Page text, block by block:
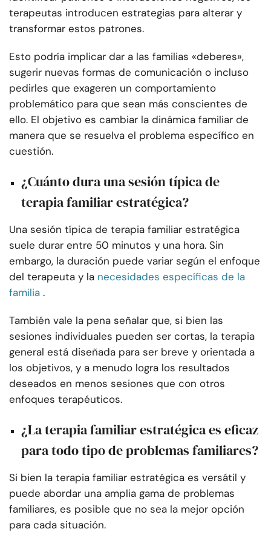
terapeutas introducen estrategias para alterar y
transformar estos patrones.
Esto podría implicar dar a las familias «deberes»,
sugerir nuevas formas de comunicación o incluso
pedirles que exageren un comportamiento
problemático para que sean más conscientes de
ello. El objetivo es cambiar la dinámica familiar de
manera que se resuelva el problema específico en
cuestión.
¿Cuánto dura una sesión típica de
terapia familiar estratégica?
Una sesión típica de terapia familiar estratégica
suele durar entre 50 minutos y una hora. Sin
embargo, la duración puede variar según el enfoque
del terapeuta y la necesidades específicas de la
familia .
También vale la pena señalar que, si bien las
sesiones individuales pueden ser cortas, la terapia
general está diseñada para ser breve y orientada a
los objetivos, y a menudo logra los resultados
deseados en menos sesiones que con otros
enfoques terapéuticos.
¿La terapia familiar estratégica es eficaz
para todo tipo de problemas familiares?
Si bien la terapia familiar estratégica es versátil y
puede abordar una amplia gama de problemas
familiares, es posible que no sea la mejor opción
para cada situación.